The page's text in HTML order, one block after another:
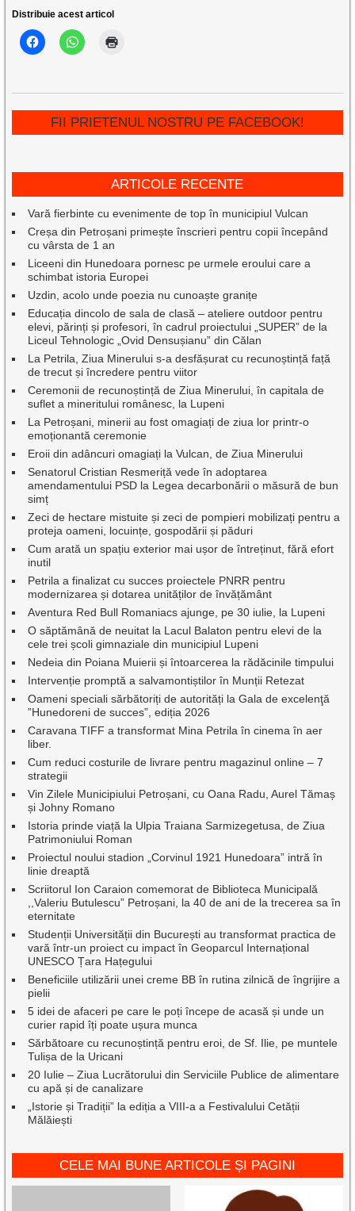
Distribuie acest articol
FII PRIETENUL NOSTRU PE FACEBOOK!
ARTICOLE RECENTE
Vară fierbinte cu evenimente de top în municipiul Vulcan
Creșa din Petroșani primește înscrieri pentru copii începând
cu vârsta de 1 an
Liceeni din Hunedoara pornesc pe urmele eroului care a
schimbat istoria Europei
Uzdin, acolo unde poezia nu cunoaște granițe
Educația dincolo de sala de clasă – ateliere outdoor pentru
elevi, părinți și profesori, în cadrul proiectului „SUPER” de la
Liceul Tehnologic „Ovid Densușianu” din Călan
La Petrila, Ziua Minerului s-a desfășurat cu recunoștință față
de trecut și încredere pentru viitor
Ceremonii de recunoștință de Ziua Minerului, în capitala de
suflet a mineritului românesc, la Lupeni
La Petroșani, minerii au fost omagiați de ziua lor printr-o
emoționantă ceremonie
Eroii din adâncuri omagiați la Vulcan, de Ziua Minerului
Senatorul Cristian Resmeriță vede în adoptarea
amendamentului PSD la Legea decarbonării o măsură de bun
simț
Zeci de hectare mistuite și zeci de pompieri mobilizați pentru a
proteja oameni, locuințe, gospodării și păduri
Cum arată un spațiu exterior mai ușor de întreținut, fără efort
inutil
Petrila a finalizat cu succes proiectele PNRR pentru
modernizarea și dotarea unităților de învățământ
Aventura Red Bull Romaniacs ajunge, pe 30 iulie, la Lupeni
O săptămână de neuitat la Lacul Balaton pentru elevi de la
cele trei școli gimnaziale din municipiul Lupeni
Nedeia din Poiana Muierii și întoarcerea la rădăcinile timpului
Intervenție promptă a salvamontiștilor în Munții Retezat
Oameni speciali sărbătoriți de autorități la Gala de excelenţă
”Hunedoreni de succes”, ediția 2026
Caravana TIFF a transformat Mina Petrila în cinema în aer
liber.
Cum reduci costurile de livrare pentru magazinul online – 7
strategii
Vin Zilele Municipiului Petroșani, cu Oana Radu, Aurel Tămaș
și Johny Romano
Istoria prinde viață la Ulpia Traiana Sarmizegetusa, de Ziua
Patrimoniului Roman
Proiectul noului stadion „Corvinul 1921 Hunedoara” intră în
linie dreaptă
Scriitorul Ion Caraion comemorat de Biblioteca Municipală
,,Valeriu Butulescu” Petroșani, la 40 de ani de la trecerea sa în
eternitate
Studenții Universității din București au transformat practica de
vară într-un proiect cu impact în Geoparcul Internațional
UNESCO Țara Hațegului
Beneficiile utilizării unei creme BB în rutina zilnică de îngrijire a
pielii
5 idei de afaceri pe care le poți începe de acasă și unde un
curier rapid îți poate ușura munca
Sărbătoare cu recunoștință pentru eroi, de Sf. Ilie, pe muntele
Tulișa de la Uricani
20 Iulie – Ziua Lucrătorului din Serviciile Publice de alimentare
cu apă și de canalizare
„Istorie și Tradiții” la ediția a VIII-a a Festivalului Cetății
Mălăiești
CELE MAI BUNE ARTICOLE ȘI PAGINI